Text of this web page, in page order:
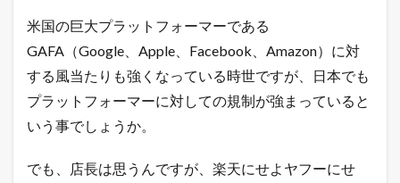
！
1.4
店
長
の
ツ
イ
米国の巨大プラットフォーマーである
GAFA（Google、Apple、Facebook、Amazon）に対
する風当たりも強くなっている時世ですが、日本でも
プラットフォーマーに対しての規制が強まっていると
いう事でしょうか。
でも、店長は思うんですが、楽天にせよヤフーにせ